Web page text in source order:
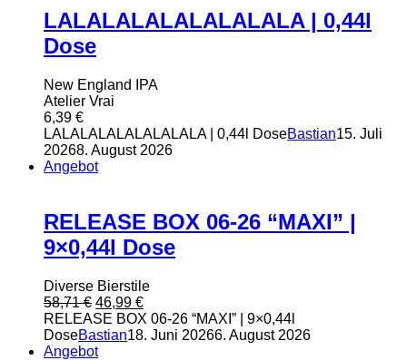
LALALALALALALALALA | 0,44l
Dose
New England IPA
Atelier Vrai
6,39 €
LALALALALALALALALA | 0,44l DoseBastian15. Juli
20268. August 2026
Angebot
RELEASE BOX 06-26 “MAXI” |
9×0,44l Dose
Diverse Bierstile
58,71€ Ursprünglicher
Preis
war:
58,71 €
46,99 €Aktueller
Preis
ist:
RELEASE BOX 06-26 “MAXI” | 9×0,44l
DoseBastian18. Juni 20266. August 2026
Angebot